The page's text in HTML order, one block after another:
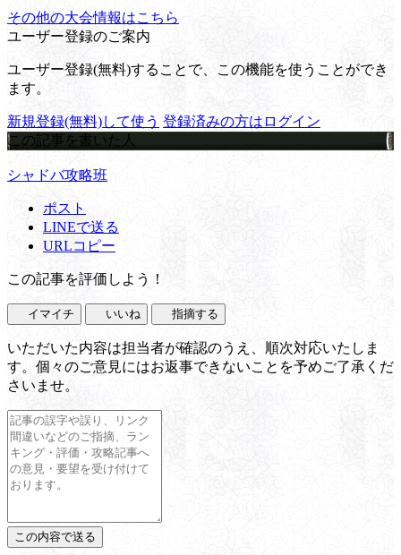
その他の大会情報はこちら
ユーザー登録のご案内
ユーザー登録(無料)することで、この機能を使うことができ
ます。
新規登録(無料)して使う 登録済みの方はログイン
この記事を書いた人
シャドバ攻略班
ポスト
LINEで送る
URLコピー
この記事を評価しよう！
イマイチ いいね 指摘する
いただいた内容は担当者が確認のうえ、順次対応いたしま
す。個々のご意見にはお返事できないことを予めご了承くだ
さいませ。